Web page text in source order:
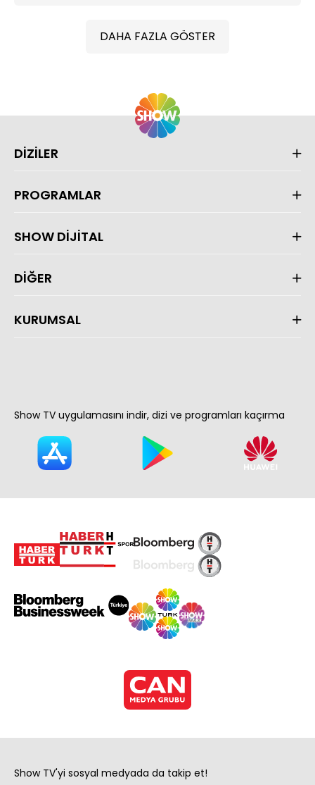
DAHA FAZLA GÖSTER
DİZİLER
PROGRAMLAR
SHOW DİJİTAL
DİĞER
KURUMSAL
Show TV uygulamasını indir, dizi ve programları kaçırma
Show TV'yi sosyal medyada da takip et!